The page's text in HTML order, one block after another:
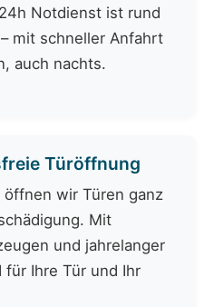
Notdienst ist rund
mit schneller Anfahrt
auch nachts.
Türöffnung
öffnen wir Türen ganz
Mit
und jahrelanger
für Ihre Tür und Ihr